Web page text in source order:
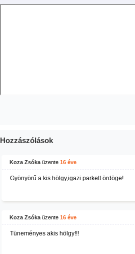
Hozzászólások
Koza Zsókaüzente 16 éve
Gyönyörű a kis hölgy,igazi parkett ördöge!
Koza Zsókaüzente 16 éve
Tüneményes akis hölgy!!!